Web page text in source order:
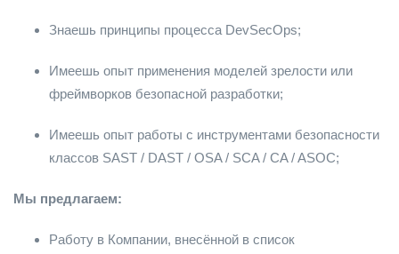
Знаешь принципы процесса DevSecOps;
Имеешь опыт применения моделей зрелости или
фреймворков безопасной разработки;
Имеешь опыт работы с инструментами безопасности
классов SAST / DAST / OSA / SCA / CA / ASOC;
Мы предлагаем:
Работу в Компании, внесённой в список